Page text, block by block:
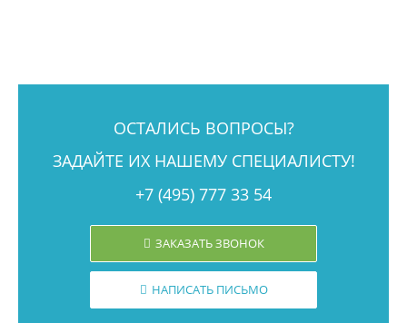
ОСТАЛИСЬ ВОПРОСЫ?
ЗАДАЙТЕ ИХ НАШЕМУ СПЕЦИАЛИСТУ!
+7 (495) 777 33 54
ЗАКАЗАТЬ ЗВОНОК
НАПИСАТЬ ПИСЬМО